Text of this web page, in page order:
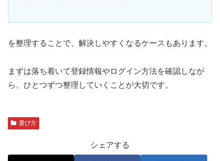
を整理することで、解決しやすくなるケースもあります。
まずは落ち着いて登録情報やログイン方法を確認しなが
ら、ひとつずつ整理していくことが大切です。
選び方
シェアする